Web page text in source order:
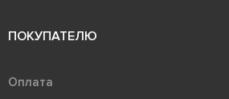
ПОКУПАТЕЛЮ
Оплата